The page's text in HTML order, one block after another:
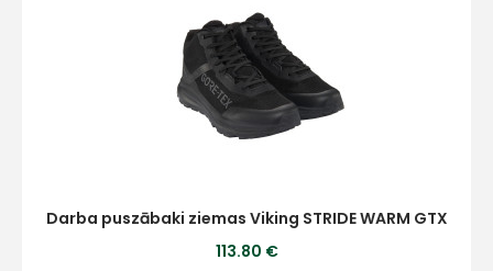
Darba puszābaki ziemas Viking STRIDE WARM GTX
113.80 €